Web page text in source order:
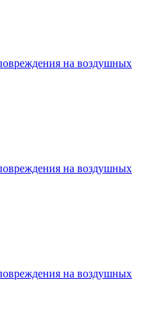
на воздушных
на воздушных
на воздушных